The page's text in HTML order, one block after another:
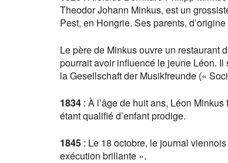
Theodor Johann Minkus, est un
Pest, en Hongrie. Ses parents,
Le père de Minkus ouvre un restaurant
pourrait avoir influencé le jeune Léon. Il
la Gesellschaft der Musikfreunde («
1834 : À l’âge de huit ans, Léon
étant qualifié d’enfant prodige.
1845 : Le 18 octobre, le journal viennois
exécution brillante ».